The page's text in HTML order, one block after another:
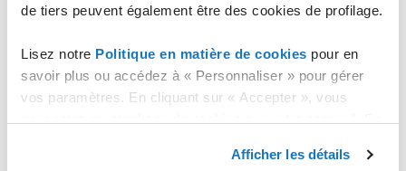
de tiers peuvent également être des cookies de profilage.
Lisez notre Politique en matière de cookies pour en
savoir plus ou accédez à « Personnaliser » pour gérer
vos paramètres. En cliquant sur « Accepter », vous
stockage des cookies nécessaires.
Afficher les détails
traffico in ingresso al server sulle seguenti porte:
135 TCP UDP
137 TCP UDP
138 TCP UDP
139 TCP UDP
La porta 1433 TCP è aperta per consentire l'accesso all'istanza